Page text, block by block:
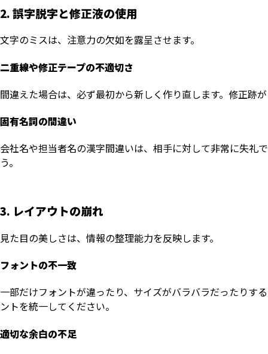
2. 誤字脱字と修正液の使用
文字のミスは、注意力の欠如を露呈させます。
二重線や修正テープの不適切さ
間違えた場合は、必ず最初から新しく作り直します。修正跡
固有名詞の間違い
会社名や担当者名の漢字間違いは、相手に対して非常に失礼
う。
3. レイアウトの崩れ
見た目の美しさは、情報の整理能力を反映します。
フォントの不一致
一部だけフォントが違ったり、サイズがバラバラだったりす
ントを統一してください。
適切な余白の不足